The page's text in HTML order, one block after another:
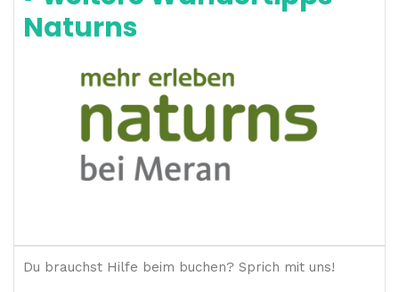
Naturns
Du brauchst Hilfe beim buchen? Sprich mit uns!